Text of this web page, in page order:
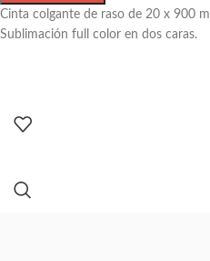
Cinta colgante de raso de 20 x 900
Sublimación full color en dos caras.